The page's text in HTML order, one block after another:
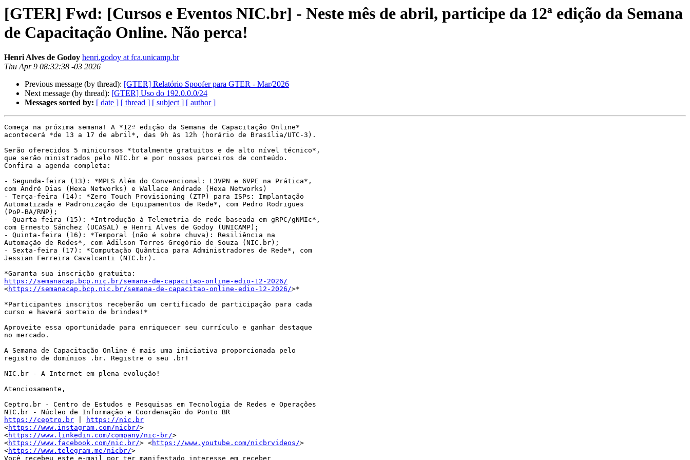
[GTER] Fwd: [Cursos e Eventos NIC.br] - Neste mês de abril, participe da 12ª edição da Semana
de Capacitação Online. Não perca!
Henri Alves de Godoy henri.godoy at fca.unicamp.br
Thu Apr 9 08:32:38 -03 2026
Previous message (by thread): [GTER] Relatório Spoofer para GTER - Mar/2026
Next message (by thread): [GTER] Uso do 192.0.0.0/24
Messages sorted by: [ date ] [ thread ] [ subject ] [ author ]
Começa na próxima semana! A *12ª edição da Semana de Capacitação Online*
acontecerá *de 13 a 17 de abril*, das 9h às 12h (horário de Brasília/UTC-3).
Serão oferecidos 5 minicursos *totalmente gratuitos e de alto nível técnico*,
que serão ministrados pelo NIC.br e por nossos parceiros de conteúdo.
Confira a agenda completa:
- Segunda-feira (13): *MPLS Além do Convencional: L3VPN e 6VPE na Prática*,
com André Dias (Hexa Networks) e Wallace Andrade (Hexa Networks)
- Terça-feira (14): *Zero Touch Provisioning (ZTP) para ISPs: Implantação
Automatizada e Padronização de Equipamentos de Rede*, com Pedro Rodrigues
(PoP-BA/RNP);
- Quarta-feira (15): *Introdução à Telemetria de rede baseada em gRPC/gNMIc*,
com Ernesto Sánchez (UCASAL) e Henri Alves de Godoy (UNICAMP);
- Quinta-feira (16): *Temporal (não é sobre chuva): Resiliência na
Automação de Redes*, com Adilson Torres Gregório de Souza (NIC.br);
- Sexta-feira (17): *Computação Quântica para Administradores de Rede*, com
Jessian Ferreira Cavalcanti (NIC.br).
https://semanacap.bcp.nic.br/semana-de-capacitao-online-edio-12-2026/
<https://semanacap.bcp.nic.br/semana-de-capacitao-online-edio-12-2026/>*
*Participantes inscritos receberão um certificado de participação para cada
curso e haverá sorteio de brindes!*
Aproveite essa oportunidade para enriquecer seu currículo e ganhar destaque
no mercado.
A Semana de Capacitação Online é mais uma iniciativa proporcionada pelo
registro de domínios .br. Registre o seu .br!
NIC.br - A Internet em plena evolução!
Atenciosamente,
Ceptro.br - Centro de Estudos e Pesquisas em Tecnologia de Redes e Operações
https://ceptro.br
https://nic.br
<https://www.instagram.com/nicbr/>
<https://www.linkedin.com/company/nic-br/>
<https://www.facebook.com/nic.br/> <https://www.youtube.com/nicbrvideos/>
<https://www.telegram.me/nicbr/>
Você recebeu este e-mail por ter manifestado interesse em receber